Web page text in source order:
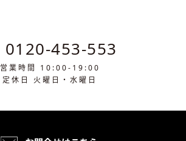
0120-453-553
営業時間 10:00-19:00
定休日 火曜日・水曜日